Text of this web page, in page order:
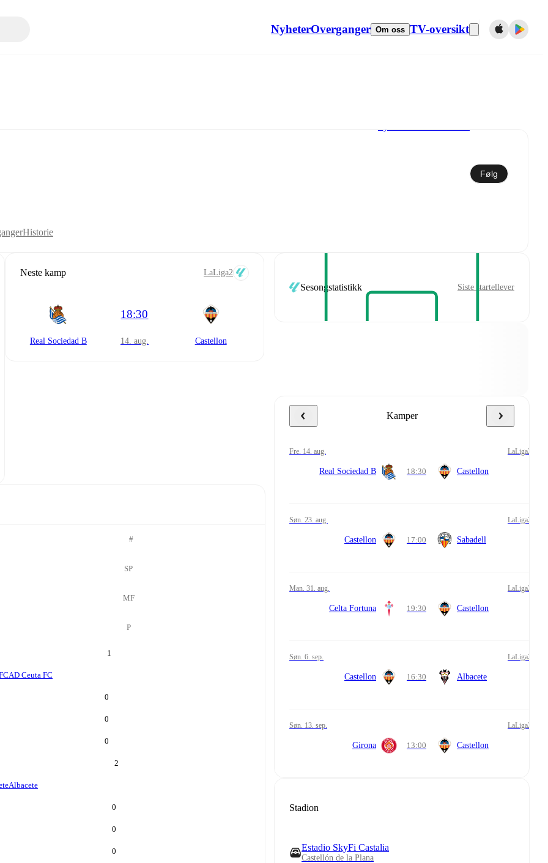
NyheterOverganger Om oss TV-oversikt
Følg
Historie
Neste kamp LaLiga2
Real Sociedad B
18:30
14. aug. Castellon
#
SP
MF
P
1
AD Ceuta FC
0
0
0
2
Albacete
0
0
0
Sesongstatistikk Siste startellever
Kamper
fre. 14. aug. LaLiga2
Real Sociedad B 18:30 Castellon
søn. 23. aug. LaLiga2
Castellon 17:00 Sabadell
man. 31. aug. LaLiga2
Celta Fortuna 19:30 Castellon
søn. 6. sep. LaLiga2
Castellon 16:30 Albacete
søn. 13. sep. LaLiga2
Girona 13:00 Castellon
Stadion
Estadio SkyFi Castalia
Castellón de la Plana